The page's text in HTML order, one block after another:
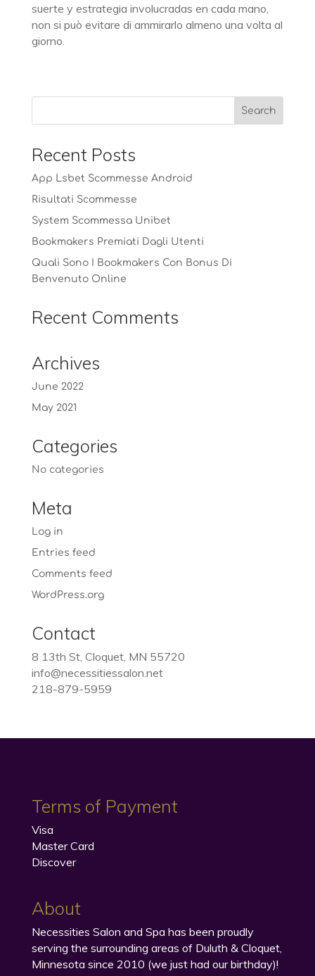
suerte y estrategia involucradas en cada mano,
non si può evitare di ammirarlo almeno una volta al
giorno.
Recent Posts
App Lsbet Scommesse Android
Risultati Scommesse
System Scommessa Unibet
Bookmakers Premiati Dagli Utenti
Quali Sono I Bookmakers Con Bonus Di
Benvenuto Online
Recent Comments
Archives
June 2022
May 2021
Categories
No categories
Meta
Log in
Entries feed
Comments feed
WordPress.org
Contact
8 13th St, Cloquet, MN 55720
info@necessitiessalon.net
218-879-5959
Terms of Payment
Visa
Master Card
Discover
About
Necessities Salon and Spa has been proudly
serving the surrounding areas of Duluth & Cloquet,
Minnesota since 2010 (we just had our birthday)!